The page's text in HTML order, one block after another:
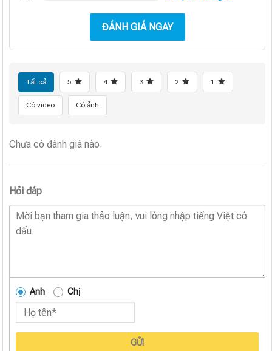
ĐÁNH GIÁ NGAY
Tất cả 5 4 3 2 1
Có video Có ảnh
Chưa có đánh giá nào.
Hỏi đáp
Anh Chị
GỬI